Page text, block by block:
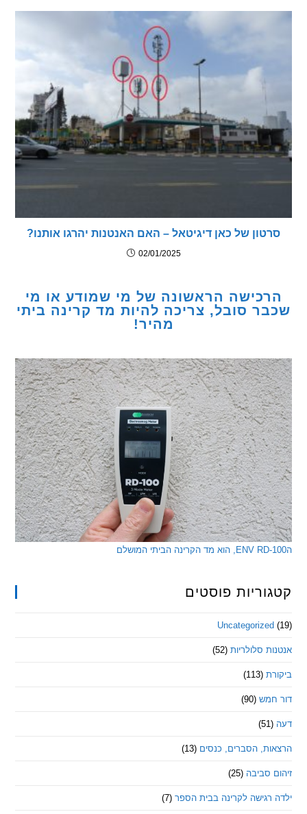
של כאן דיגיטאל – האם האנטנות יהרגו אותנו?
02/01/2025
הראשונה של מי שמודע או מי
סובל, צריכה להיות מד קרינה ביתי
מהיר!
פוסטים
סלולריות (52)
(90)
הסברים, כנסים (13)
סביבה (25)
לקרינה בבית הספר (7)